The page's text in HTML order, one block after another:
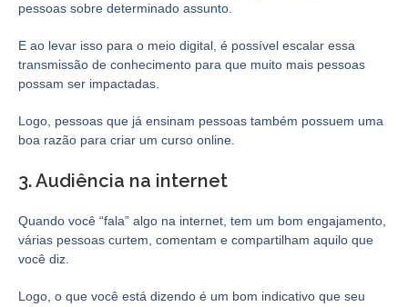
pessoas sobre determinado assunto.
E ao levar isso para o meio digital, é possível escalar essa
transmissão de conhecimento para que muito mais pessoas
possam ser impactadas.
Logo, pessoas que já ensinam pessoas também possuem uma
boa razão para criar um curso online.
3. Audiência na internet
Quando você “fala” algo na internet, tem um bom engajamento,
várias pessoas curtem, comentam e compartilham aquilo que
você diz.
Logo, o que você está dizendo é um bom indicativo que seu